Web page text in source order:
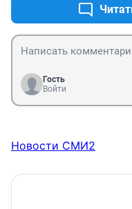
Гость
Войти
Новости СМИ2